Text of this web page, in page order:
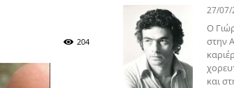
204
27/07/
Ο
στην
και